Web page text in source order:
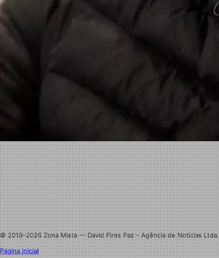
Facebook
X
Linkedin
Instagram
© 2019–2026 Zona Mista — David Pires Paz – Agência de Notícias Ltda.
Página inicial